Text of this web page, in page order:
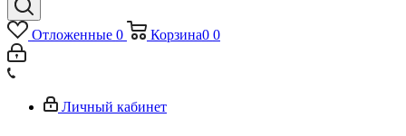
Отложенные 0 Корзина0 0
Личный кабинет